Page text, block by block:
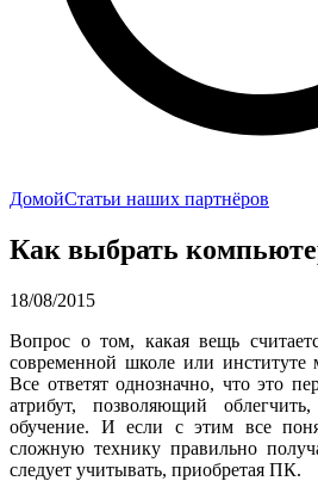
ДомойСтатьи наших партнёров
Как выбрать
18/08/2015
Вопрос о том, какая вещь
современной школе или институте
Все ответят однозначно, что это
атрибут, позволяющий
обучение. И если с этим все
сложную технику правильно
следует учитывать, приобретая ПК.